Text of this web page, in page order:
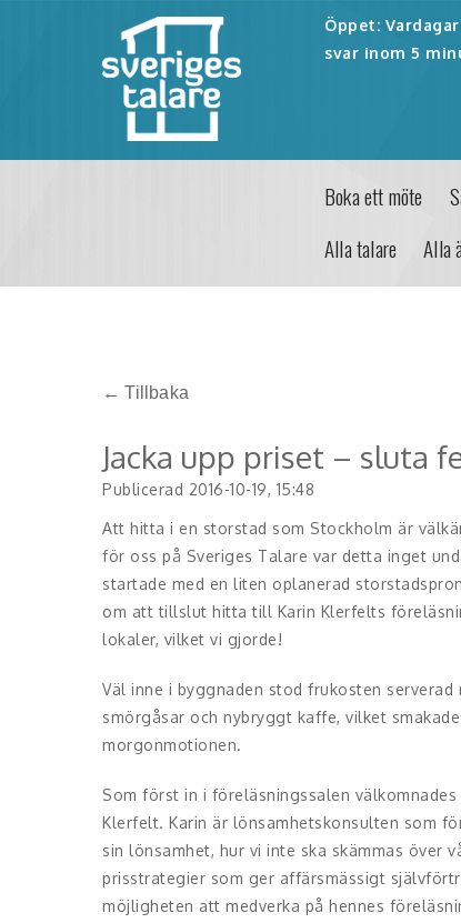
Öppet:
svar inom 5
Boka ett möte
Alla talare
Alla
← Tillbaka
Jacka upp priset – sluta
Publicerad 2016-10-19, 15:48
Att hitta i en storstad som Stockholm är
för oss på Sveriges Talare var detta inget
startade med en liten oplanerad
om att tillslut hitta till Karin Klerfelts
lokaler, vilket vi gjorde!
Väl inne i byggnaden stod frukosten
smörgåsar och nybryggt kaffe, vilket
morgonmotionen.
Som först in i föreläsningssalen
Klerfelt. Karin är lönsamhetskonsulten som
sin lönsamhet, hur vi inte ska skämmas över
prisstrategier som ger affärsmässigt
möjligheten att medverka på hennes